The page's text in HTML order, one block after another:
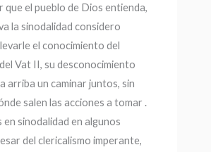
que el pueblo de Dios entienda,
la sinodalidad considero
el conocimiento del
Vat II, su desconocimiento
arriba un caminar juntos, sin
salen las acciones a tomar .
en sinodalidad en algunos
del clericalismo imperante,